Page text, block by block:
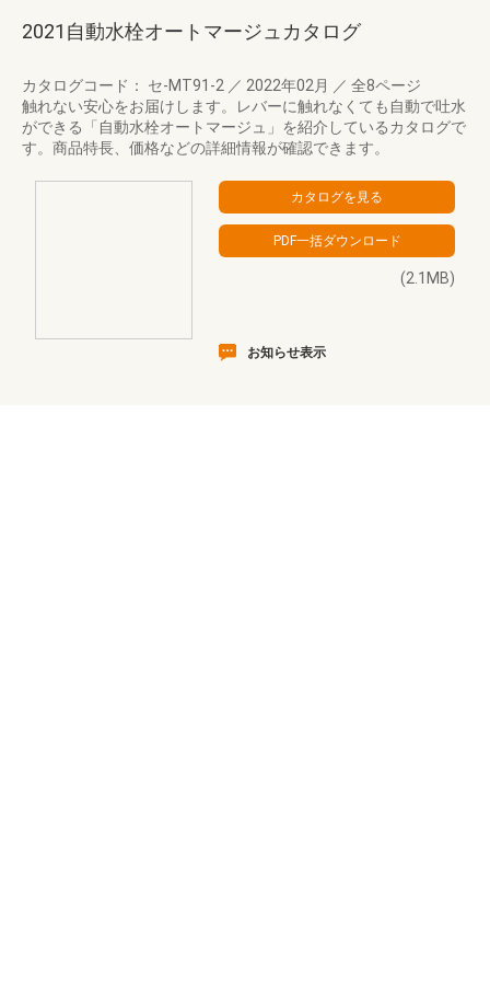
2021自動水栓オートマージュカタログ
カタログコード： セ-MT91-2 ／ 2022年02月 ／ 全8ページ
触れない安心をお届けします。レバーに触れなくても自動で吐水
ができる「自動水栓オートマージュ」を紹介しているカタログで
す。商品特長、価格などの詳細情報が確認できます。
(2.1MB)
お知らせ表示